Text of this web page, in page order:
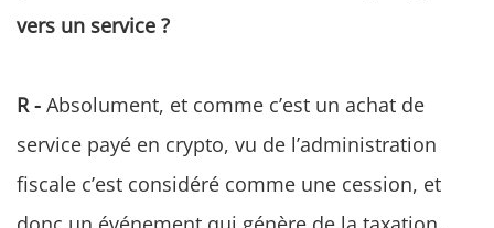
vers un service ?
R - Absolument, et comme c’est un achat de
service payé en crypto, vu de l’administration
fiscale c’est considéré comme une cession, et